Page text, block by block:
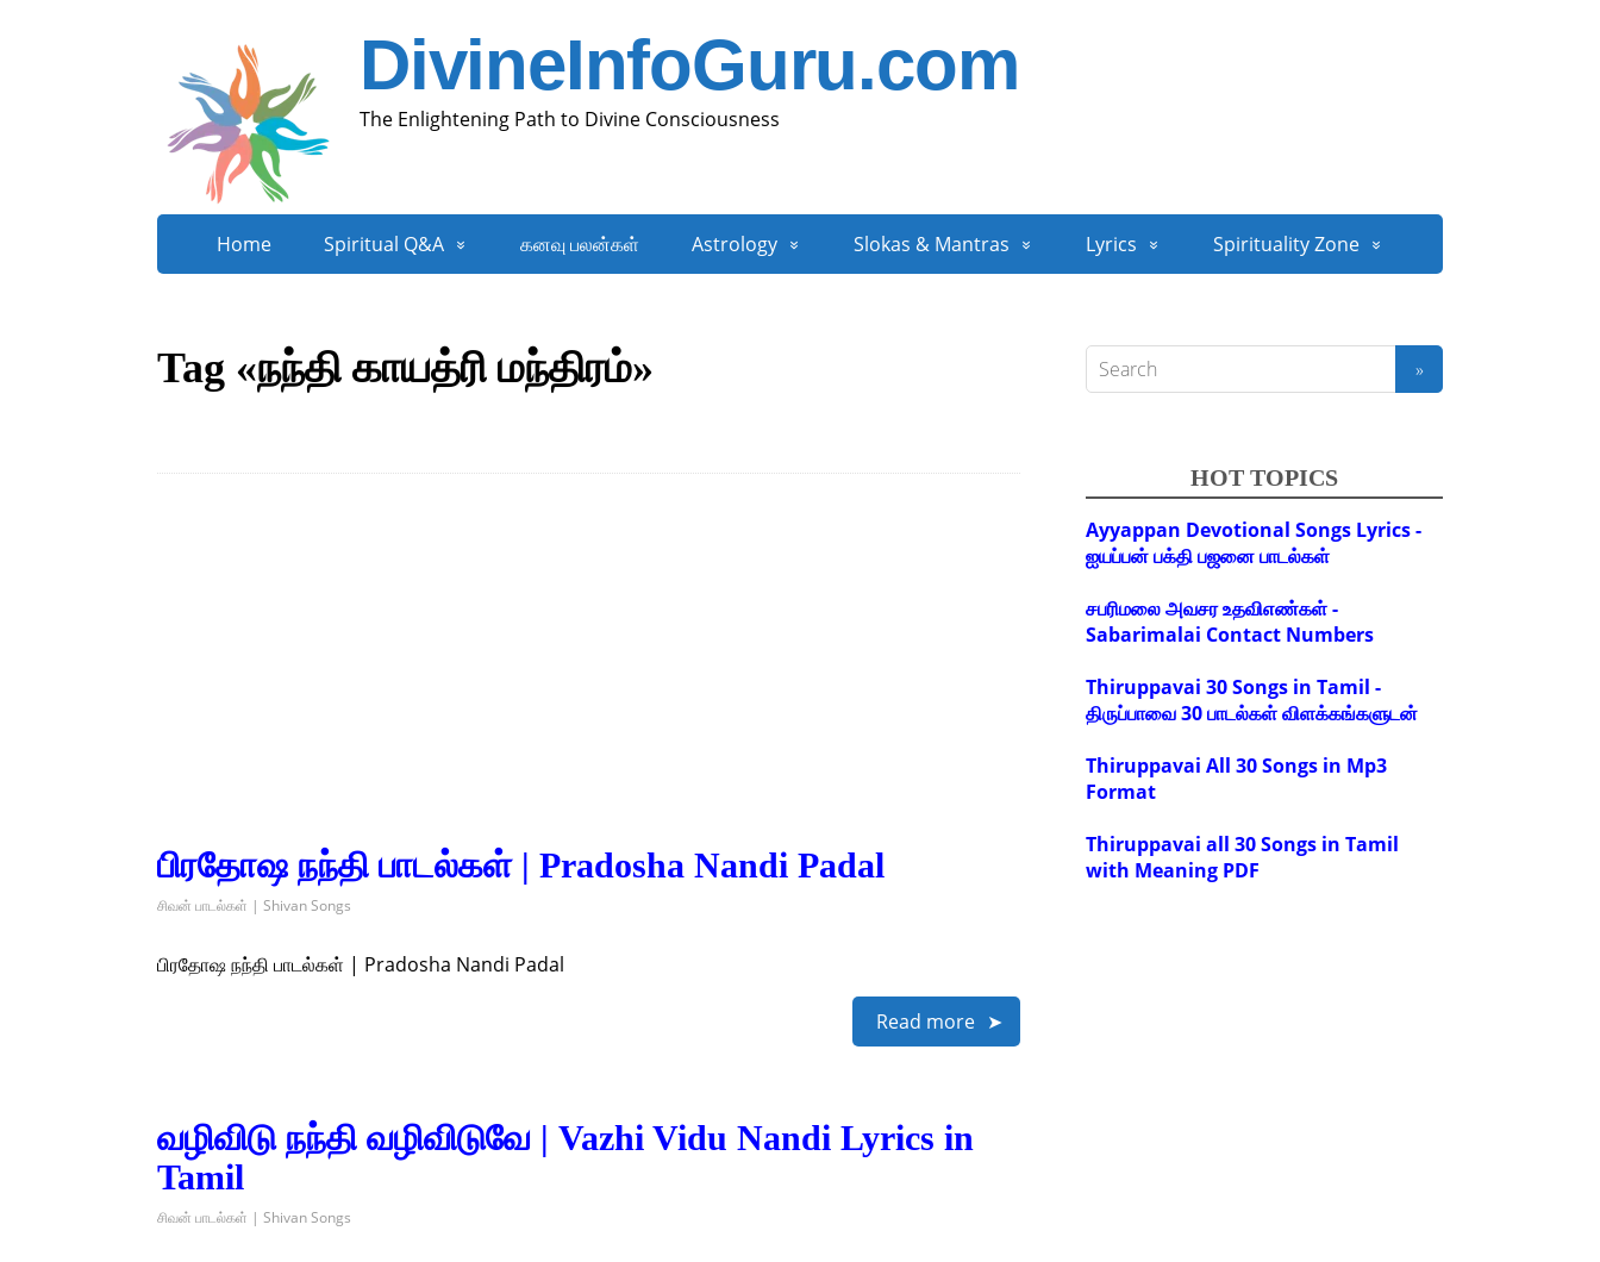
DivineInfoGuru.com
The Enlightening Path to Divine Consciousness
Home Spiritual Q&A கனவு பலன்கள் Astrology Slokas & Mantras Lyrics Spirituality Zone
Tag «நந்தி காயத்ரி மந்திரம்»
பிரதோஷ நந்தி பாடல்கள் | Pradosha Nandi Padal
சிவன் பாடல்கள் | Shivan Songs
பிரதோஷ நந்தி பாடல்கள் | Pradosha Nandi Padal
Read more
வழிவிடு நந்தி வழிவிடுவே | Vazhi Vidu Nandi Lyrics in
Tamil
சிவன் பாடல்கள் | Shivan Songs
HOT TOPICS
Ayyappan Devotional Songs Lyrics -
ஐயப்பன் பக்தி பஜனை பாடல்கள்
சபரிமலை அவசர உதவிஎண்கள் -
Sabarimalai Contact Numbers
Thiruppavai 30 Songs in Tamil -
திருப்பாவை 30 பாடல்கள் விளக்கங்களுடன்
Thiruppavai All 30 Songs in Mp3
Format
Thiruppavai all 30 Songs in Tamil
with Meaning PDF